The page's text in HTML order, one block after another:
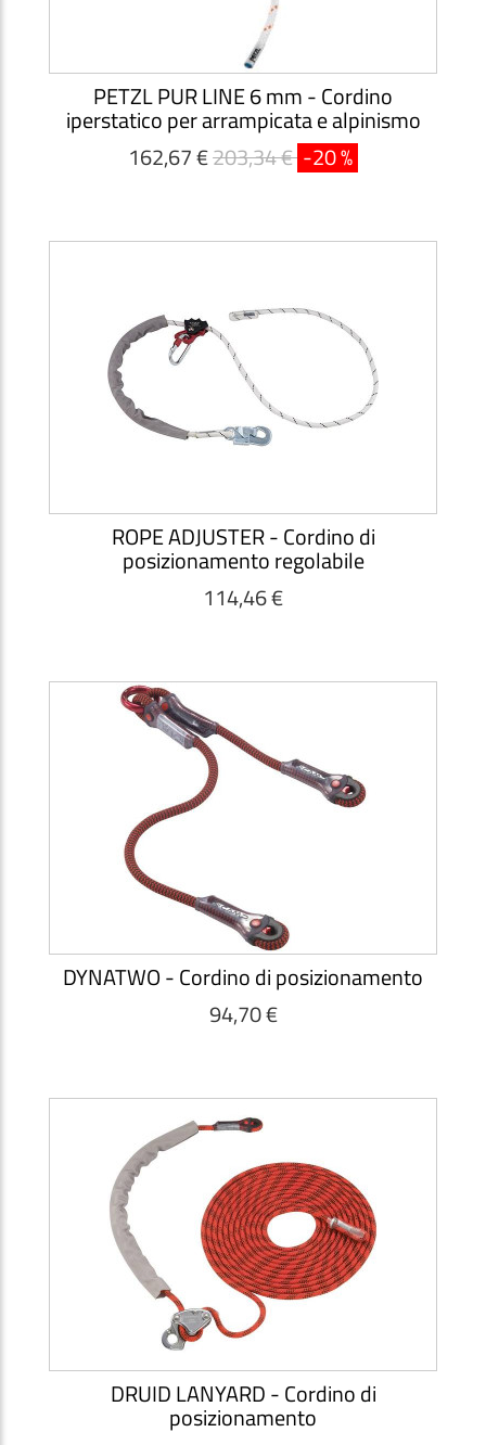
PETZL PUR LINE 6 mm - Cordino
iperstatico per arrampicata e alpinismo
162,67 €203,34 € -20 %
ROPE ADJUSTER - Cordino di
posizionamento regolabile
114,46 €
DYNATWO - Cordino di posizionamento
94,70 €
DRUID LANYARD - Cordino di
posizionamento